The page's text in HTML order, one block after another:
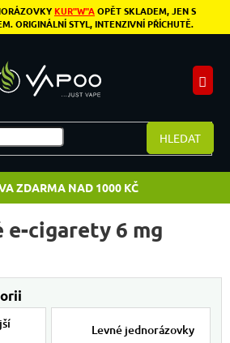
KUR"W"AOPĚT SKLADEM, JEN S
ORIGINÁLNÍ STYL, INTENZIVNÍ PŘÍCHUTĚ.
HLEDAT
ZDARMA NAD 1000 KČ
e-cigarety 6 mg
Levné jednorázovky